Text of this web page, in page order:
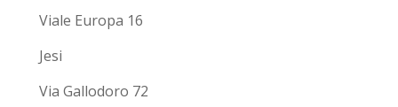
Viale Europa 16
Jesi
Via Gallodoro 72